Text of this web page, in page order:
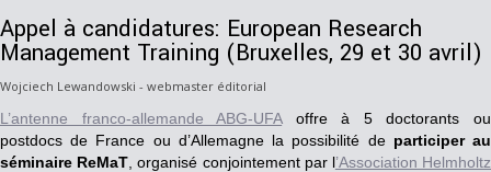
Appel à candidatures: European Research
Management Training (Bruxelles, 29 et 30 avril)
Wojciech Lewandowski - webmaster éditorial
L’antenne franco-allemande ABG-UFAoffre à 5 doctorants ou
postdocs de France ou d’Allemagne la possibilité de participer au
séminaire ReMaT , organisé conjointement par l’Association Helmholtz